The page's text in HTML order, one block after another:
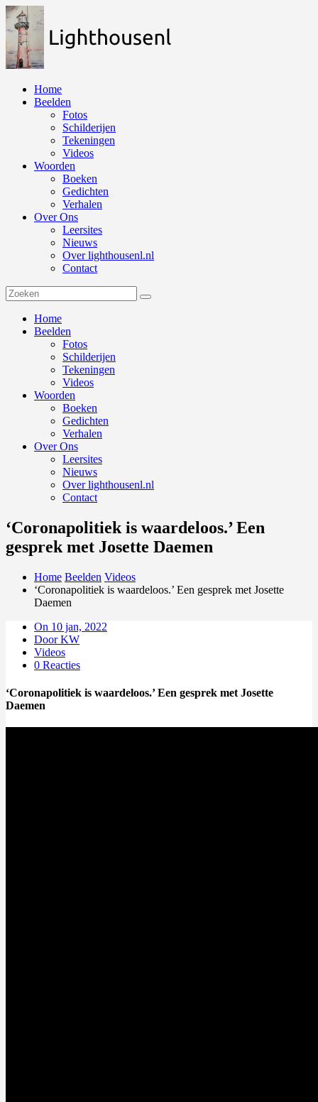
Naar
de
inhoud
springen
Home
Beelden
Fotos
Schilderijen
Tekeningen
Videos
Woorden
Boeken
Gedichten
Verhalen
Over Ons
Leersites
Nieuws
Over lighthousenl.nl
Contact
Home
Beelden
Fotos
Schilderijen
Tekeningen
Videos
Woorden
Boeken
Gedichten
Verhalen
Over Ons
Leersites
Nieuws
Over lighthousenl.nl
Contact
‘Coronapolitiek is waardeloos.’ Een
gesprek met Josette Daemen
Home Beelden Videos
‘Coronapolitiek is waardeloos.’ Een gesprek met Josette
Daemen
On 10 jan, 2022
Door KW
Videos
0 Reacties
‘Coronapolitiek is waardeloos.’ Een gesprek met Josette
Daemen